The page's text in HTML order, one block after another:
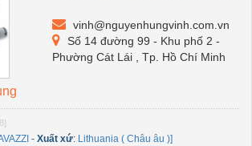
vinh@nguyenhungvinh.com.vn
Số 14 đường 99 - Khu phố 2 -
Phường Cát Lái , Tp. Hồ Chí Minh
- Xuất xứ: Lithuania ( Châu âu )]